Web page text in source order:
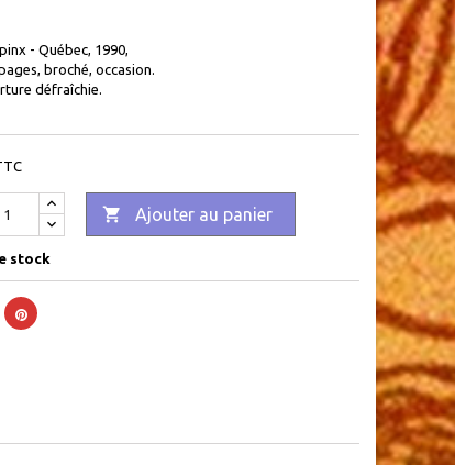
- Québec, 1990,
broché, occasion.
défraîchie.
 Ajouter au panier
stock